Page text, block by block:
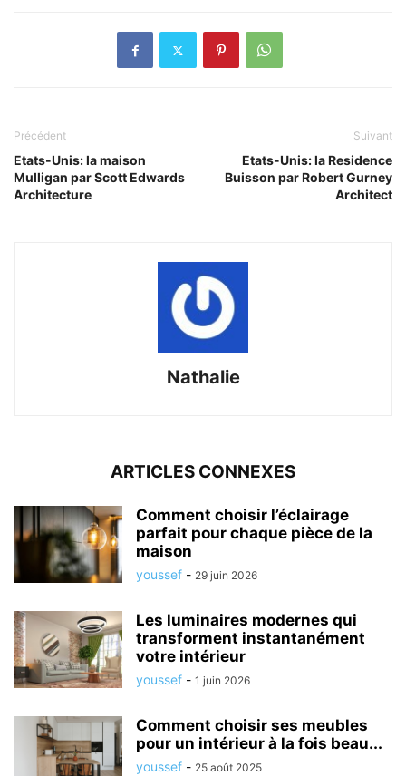
Précédent
Etats-Unis: la maison
Mulligan par Scott Edwards
Architecture
Suivant
Etats-Unis: la Residence
Buisson par Robert Gurney
Architect
Nathalie
ARTICLES CONNEXES
Comment choisir l’éclairage
parfait pour chaque pièce de la
maison
youssef - 29 juin 2026
Les luminaires modernes qui
transforment instantanément
votre intérieur
youssef - 1 juin 2026
Comment choisir ses meubles
pour un intérieur à la fois beau...
youssef - 25 août 2025